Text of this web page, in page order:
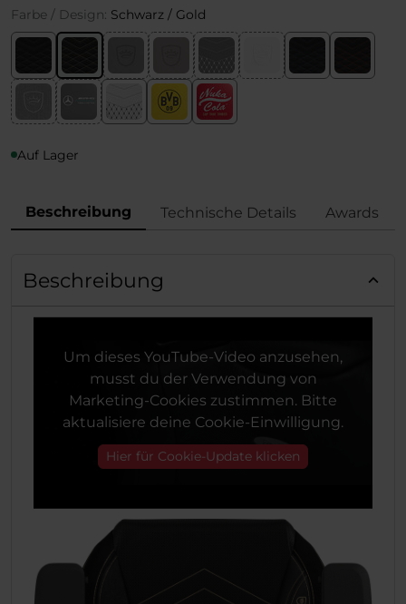
Farbe / Design: Schwarz / Gold
Auf Lager
Beschreibung Technische Details Awards
Beschreibung
Um dieses YouTube-Video anzusehen,
musst du der Verwendung von
Marketing-Cookies zustimmen. Bitte
aktualisiere deine Cookie-Einwilligung.
Hier für Cookie-Update klicken